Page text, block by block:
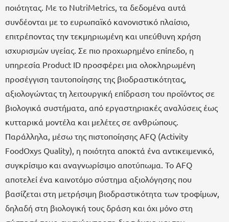
ποιότητας. Με το NutriMetrics, τα δεδομένα αυτά
συνδέονται με το ευρωπαϊκό κανονιστικό πλαίσιο,
επιτρέποντας την τεκμηριωμένη και υπεύθυνη χρήση
ισχυρισμών υγείας. Σε πιο προχωρημένο επίπεδο, η
υπηρεσία Product ID προσφέρει μια ολοκληρωμένη
προσέγγιση ταυτοποίησης της βιοδραστικότητας,
αξιολογώντας τη λειτουργική επίδραση του προϊόντος σε
βιολογικά συστήματα, από εργαστηριακές αναλύσεις έως
κυτταρικά μοντέλα και μελέτες σε ανθρώπους.
Παράλληλα, μέσω της πιστοποίησης AFQ (Activity
FoodOxys Quality), η ποιότητα αποκτά ένα αντικειμενικό,
συγκρίσιμο και αναγνωρίσιμο αποτύπωμα. Το AFQ
αποτελεί ένα καινοτόμο σύστημα αξιολόγησης που
βασίζεται στη μετρήσιμη βιοδραστικότητα των τροφίμων,
δηλαδή στη βιολογική τους δράση και όχι μόνο στη